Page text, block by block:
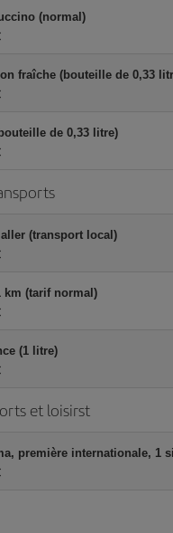
(normal)
fraîche (bouteille de 0,33
de 0,33 litre)
(transport local)
km (tarif normal)
(1 litre)
et loisirst
première internationale, 1